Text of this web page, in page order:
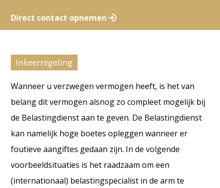
Direct contact opnemen
Inkeerregeling
Wanneer u verzwegen vermogen heeft, is het van
belang dit vermogen alsnog zo compleet mogelijk bij
de Belastingdienst aan te geven. De Belastingdienst
kan namelijk hoge boetes opleggen wanneer er
foutieve aangiftes gedaan zijn. In de volgende
voorbeeldsituaties is het raadzaam om een
(internationaal) belastingspecialist in de arm te